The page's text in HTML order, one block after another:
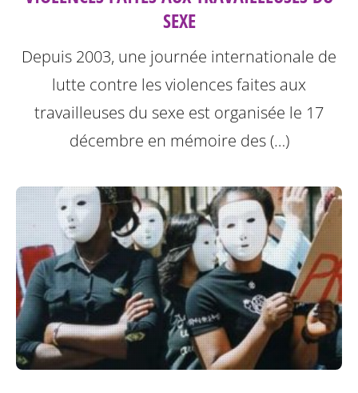
SEXE
Depuis 2003, une journée internationale de
lutte contre les violences faites aux
travailleuses du sexe est organisée le 17
décembre en mémoire des (…)